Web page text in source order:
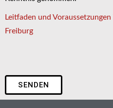
Leitfaden und
Freiburg
SENDEN